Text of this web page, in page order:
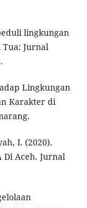
lingkungan
Jurnal
Lingkungan
Karakter di
I. (2020).
Di Aceh. Jurnal